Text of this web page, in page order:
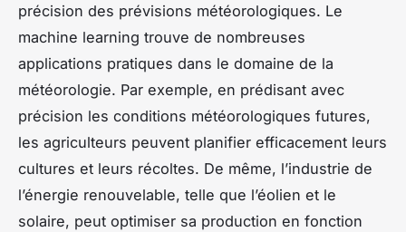
précision des prévisions météorologiques. Le
machine learning trouve de nombreuses
applications pratiques dans le domaine de la
météorologie. Par exemple, en prédisant avec
précision les conditions météorologiques futures,
les agriculteurs peuvent planifier efficacement leurs
cultures et leurs récoltes. De même, l’industrie de
l’énergie renouvelable, telle que l’éolien et le
solaire, peut optimiser sa production en fonction